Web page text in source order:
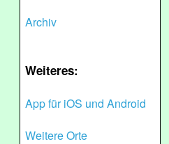
Archiv
Weiteres:
App für iOS und Android
Weitere Orte